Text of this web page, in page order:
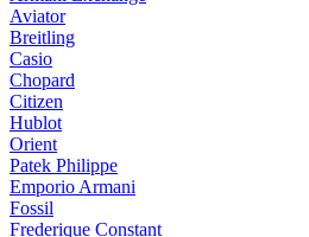
Aviator
Breitling
Casio
Chopard
Citizen
Hublot
Orient
Patek Philippe
Emporio Armani
Fossil
Frederique Constant